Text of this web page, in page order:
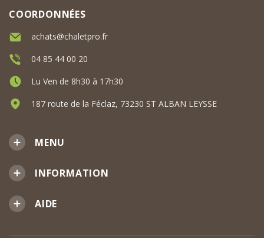
MENU
INFORMATION
AIDE
COORDONNÉES
achats@chaletpro.fr
04 85 44 00 20
Lu Ven de 8h30 à 17h30
187 route de la Féclaz, 73230 ST ALBAN LEYSSE